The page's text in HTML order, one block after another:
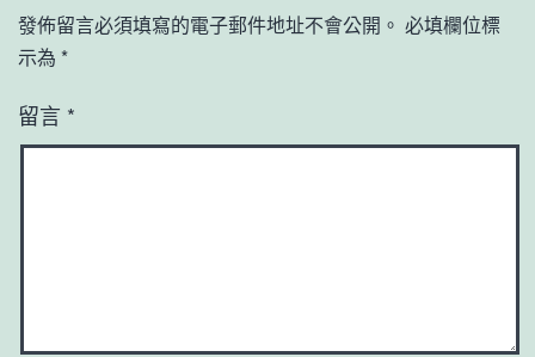
發佈留言必須填寫的電子郵件地址不會公開。 必填欄位標
示為 *
留言 *